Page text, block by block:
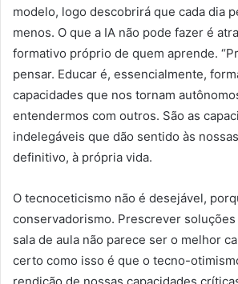
modelo, logo descobrirá que cada dia
menos. O que a IA não pode fazer é
formativo próprio de quem aprende.
pensar. Educar é, essencialmente,
capacidades que nos tornam
entendermos com outros. São as
indelegáveis que dão sentido às
definitivo, à própria vida.
O tecnoceticismo não é desejável,
conservadorismo. Prescrever
sala de aula não parece ser o melhor
certo como isso é que o tecno-